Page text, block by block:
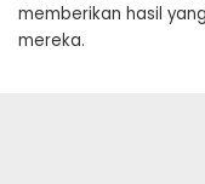
memberikan hasil
mereka.